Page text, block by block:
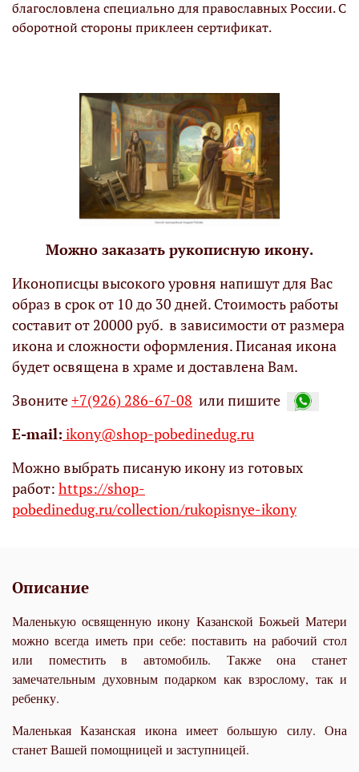
благословлена специально для православных России. С
оборотной стороны приклеен сертификат.
Можно заказать рукописную икону.
Иконописцы высокого уровня напишут для Вас
образ в срок от 10 до 30 дней. Стоимость работы
составит от 20000 руб. в зависимости от размера
икона и сложности оформления. Писаная икона
будет освящена в храме и доставлена Вам.
Звоните+7(926) 286-67-08 или пишите
Е-mail: ikony@shop-pobedinedug.ru
Можно выбрать писаную икону из готовых
работ: https://shop-
pobedinedug.ru/collection/rukopisnye-ikony
Описание
Маленькую освященную икону Казанской Божьей Матери
можно всегда иметь при себе: поставить на рабочий стол
или поместить в автомобиль. Также она станет
замечательным духовным подарком как взрослому, так и
ребенку.
Маленькая Казанская икона имеет большую силу. Она
станет Вашей помощницей и заступницей.